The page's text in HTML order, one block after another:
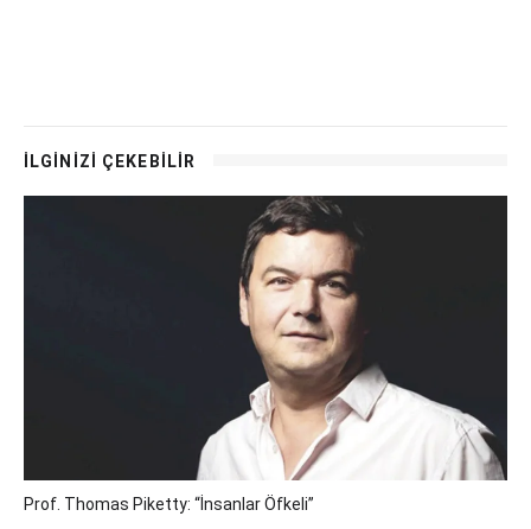
İLGİNİZİ ÇEKEBİLİR
Prof. Thomas Piketty: “İnsanlar Öfkeli”